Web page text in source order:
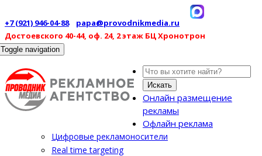
+7 (921) 946-04-88
papa@provodnikmedia.ru
Достоевского 40-44, оф. 24, 2 этаж БЦ Хронотрон
Toggle navigation
Искать
Онлайн размещение
рекламы
Офлайн реклама
Цифровые рекламоносители
Real time targeting